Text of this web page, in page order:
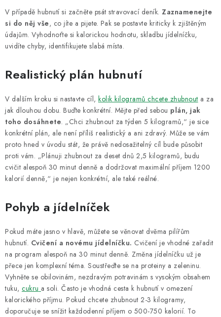
V případě hubnutí si začněte psát stravovací deník. Zaznamenejte
si do něj vše, co jíte a pijete. Pak se postavte kriticky k zjištěným
údajům. Vyhodnoťte si kalorickou hodnotu, skladbu jídelníčku,
uvidíte chyby, identifikujete slabá místa.
Realistický plán hubnutí
V dalším kroku si nastavte cíl, kolik kilogramů chcete zhubnout a za
jak dlouhou dobu. Buďte konkrétní. Mějte před sebou plán, jak
toho dosáhnete. „Chci zhubnout za týden 5 kilogramů,“ je sice
konkrétní plán, ale není příliš realistický a ani zdravý. Může se vám
proto hned v úvodu stát, že právě nedosažitelný cíl bude působit
proti vám. „Plánuji zhubnout za deset dnů 2,5 kilogramů, budu
cvičit alespoň 30 minut denně a dodržovat maximální příjem 1200
kalorií denně,“ je nejen konkrétní, ale také reálné.
Pohyb a jídelníček
Pokud máte jasno v hlavě, můžete se věnovat dvěma pilířům
hubnutí. Cvičení a novému jídelníčku. Cvičení je vhodné zařadit
na program alespoň na 30 minut denně. Změna jídelníčku už je
přece jen komplexní téma. Soustřeďte se na proteiny a zeleninu.
Vyhněte se obilovinám, nezdravým potravinám s vysokým obsahem
tuku, cukru a soli. Často je vhodná cesta k hubnutí v omezení
kalorického příjmu. Pokud chcete zhubnout 2-3 kilogramy,
doporučuje se snížit každodenní příjem o 500-750 kalorií. To